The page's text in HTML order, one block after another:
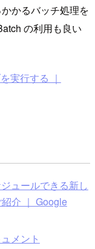
かるバッチ処理を
の利用も良い
実行する ｜
ュールできる新し
介 ｜ Google
メント